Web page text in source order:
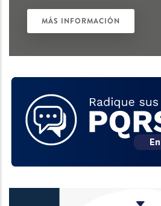
MÁS INFORMACIÓN